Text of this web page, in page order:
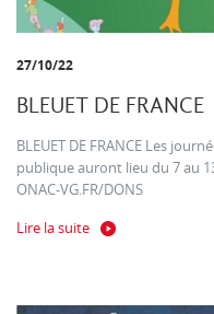
27/10/22
BLEUET DE FRANCE
BLEUET DE FRANCE Les
publique auront lieu du 7 au
ONAC-VG.FR/DONS
Lire la suite